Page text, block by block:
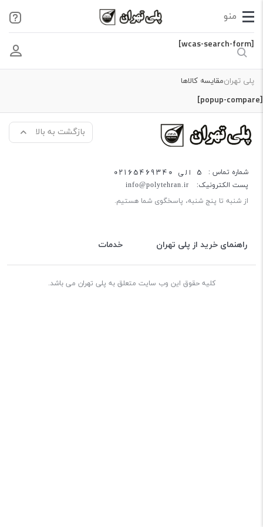
[wcas-search-form]
پلی تهرانمقایسه کالاها
[popup-compare]
بازگشت به بالا
شماره تماس : 5 الی 02165469340
پست الکترونیک: info@polytehran.ir
از شنبه تا پنج شنبه، پاسخگوی شما هستیم.
راهنمای خرید از پلی تهران خدمات
کلیه حقوق این وب سایت متعلق به پلی تهران می باشد.